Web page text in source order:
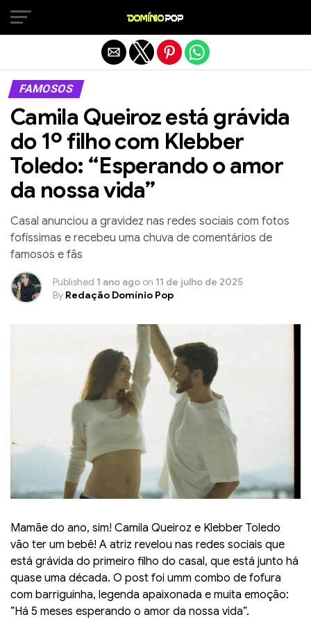
FAMOSOS
Camila Queiroz está grávida
do 1º filho com Klebber
Toledo: “Esperando o amor
da nossa vida”
Casal anunciou a gravidez nas redes sociais com fotos
fofíssimas e recebeu uma chuva de comentários de
famosos e fãs
Published 1 ano ago on 11 de julho de 2025
By Redação Domínio Pop
Mamãe do ano, sim! Camila Queiroz e Klebber Toledo
vão ter um bebê! A atriz revelou nas redes sociais que
está grávida do primeiro filho do casal, que está junto há
quase uma década. O post foi umm combo de fofura
com barriguinha, legenda apaixonada e muita emoção:
“Há 5 meses esperando o amor da nossa vida”.
Sair da versão mobile